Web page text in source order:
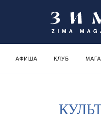
АФИША КЛУБ